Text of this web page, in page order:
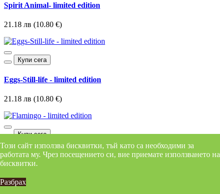
Spirit Animal- limited edition
21.18 лв (10.80 €)
Купи сега
Eggs-Still-life - limited edition
21.18 лв (10.80 €)
Купи сега
Flamingo - limited edition
Този сайт използва бисквитки, тъй като са необходими за
работата му. Чрез посещението си, вие приемате използването на
бисквитки.
Разбрах